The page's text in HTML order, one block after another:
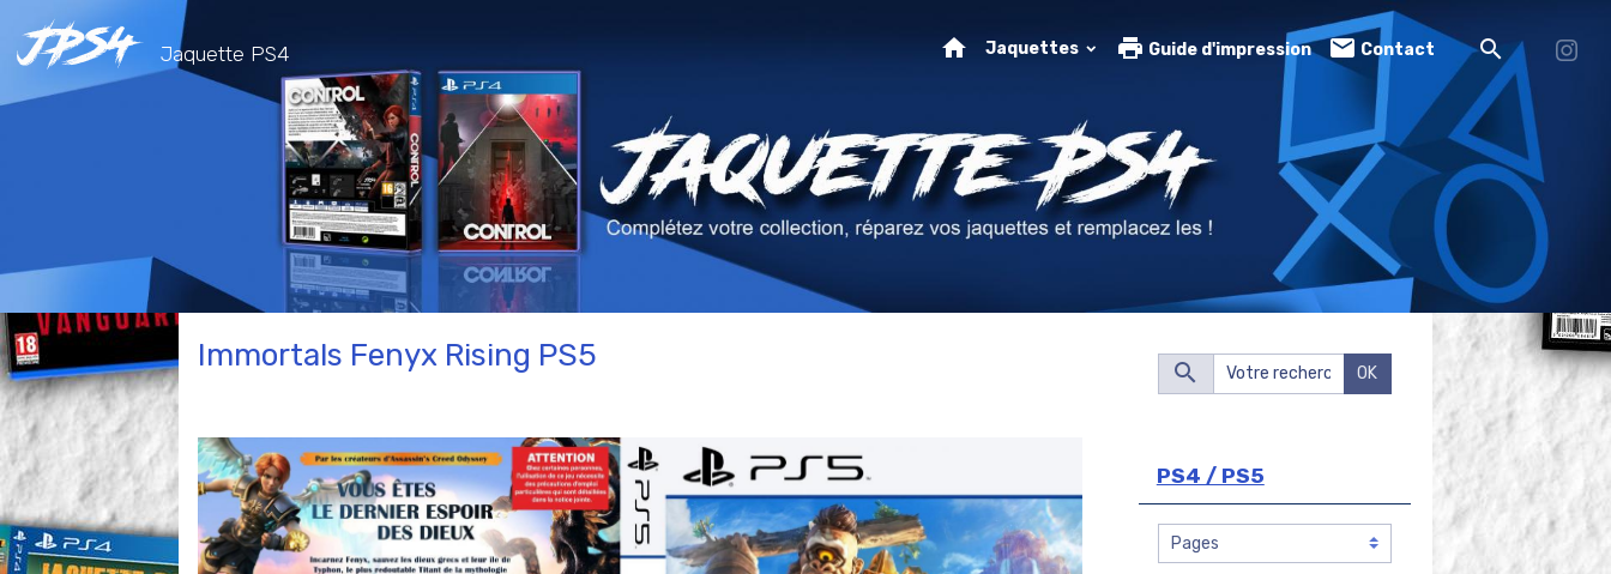
Jaquette PS4 Jaquettes Guide d'impression Contact
Immortals Fenyx Rising PS5 OK
PS4 / PS5